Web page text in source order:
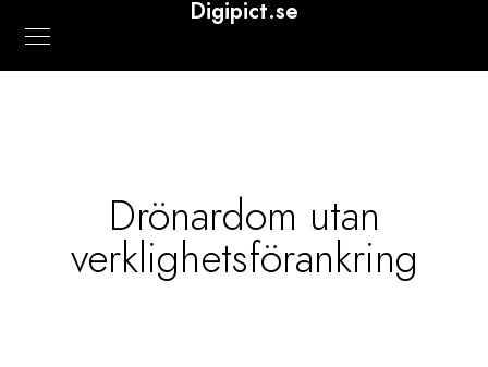
Digipict.se
Drönardom utan
verklighetsförankring